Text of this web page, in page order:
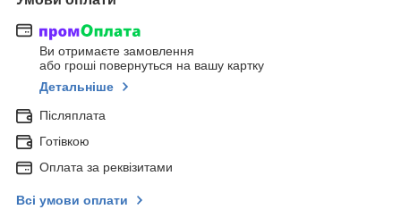
Ви отримаєте замовлення
або гроші повернуться на вашу картку
Детальніше
Післяплата
Готівкою
Оплата за реквізитами
Всі умови оплати